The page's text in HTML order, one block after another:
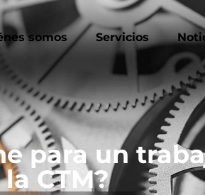
somos Servicios
para un
la CTM?